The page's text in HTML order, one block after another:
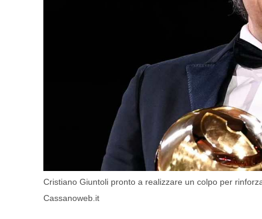
Cristiano Giuntoli pronto a realizzare un colpo per
Cassanoweb.it